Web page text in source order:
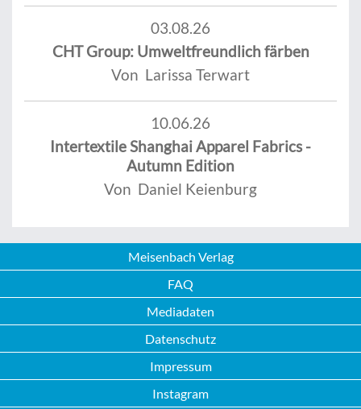
03.08.26
CHT Group: Umweltfreundlich färben
Von Larissa Terwart
10.06.26
Intertextile Shanghai Apparel Fabrics -
Autumn Edition
Von Daniel Keienburg
Meisenbach Verlag
FAQ
Mediadaten
Datenschutz
Impressum
Instagram